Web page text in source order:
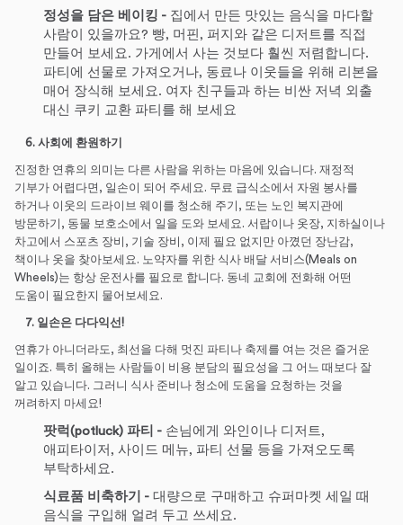
정성을 담은 베이킹 - 집에서 만든 맛있는 음식을 마다할
사람이 있을까요? 빵, 머핀, 퍼지와 같은 디저트를 직접
만들어 보세요. 가게에서 사는 것보다 훨씬 저렴합니다.
파티에 선물로 가져오거나, 동료나 이웃들을 위해 리본을
매어 장식해 보세요. 여자 친구들과 하는 비싼 저녁 외출
대신 쿠키 교환 파티를 해 보세요
6. 사회에 환원하기
진정한 연휴의 의미는 다른 사람을 위하는 마음에 있습니다. 재정적
기부가 어렵다면, 일손이 되어 주세요. 무료 급식소에서 자원 봉사를
하거나 이웃의 드라이브 웨이를 청소해 주기, 또는 노인 복지관에
방문하기, 동물 보호소에서 일을 도와 보세요. 서랍이나 옷장, 지하실이나
차고에서 스포츠 장비, 기술 장비, 이제 필요 없지만 아꼈던 장난감,
책이나 옷을 찾아보세요. 노약자를 위한 식사 배달 서비스(Meals on
Wheels)는 항상 운전사를 필요로 합니다. 동네 교회에 전화해 어떤
도움이 필요한지 물어보세요.
7. 일손은 다다익선 !
연휴가 아니더라도, 최선을 다해 멋진 파티나 축제를 여는 것은 즐거운
일이죠. 특히 올해는 사람들이 비용 분담의 필요성을 그 어느 때보다 잘
알고 있습니다. 그러니 식사 준비나 청소에 도움을 요청하는 것을
꺼려하지 마세요!
팟럭 (potluck) 파티 - 손님에게 와인이나 디저트,
애피타이저, 사이드 메뉴, 파티 선물 등을 가져오도록
부탁하세요.
식료품 비축하기 - 대량으로 구매하고 슈퍼마켓 세일 때
음식을 구입해 얼려 두고 쓰세요.